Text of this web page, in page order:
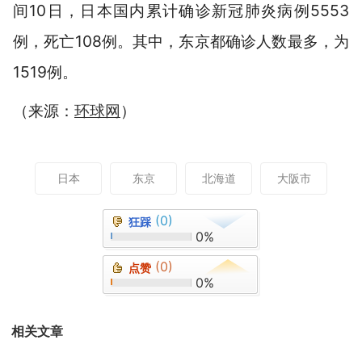
间10日，日本国内累计确诊新冠肺炎病例5553
例，死亡108例。其中，东京都确诊人数最多，为
1519例。
（来源： 环球网 ）
日本 东京 北海道 大阪市
狂踩 (0)
0%
点赞 (0)
0%
相关文章